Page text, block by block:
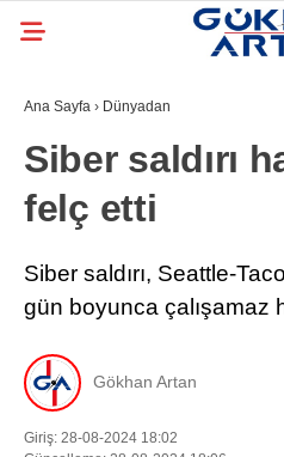
Ana Sayfa › Dünyadan
Siber saldırı
felç etti
Siber saldırı, Seattle-
gün boyunca çalışamaz
Gökhan Artan
Giriş: 28-08-2024 18:02